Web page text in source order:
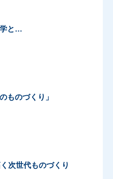
学と…
ものづくり」
次世代ものづくり